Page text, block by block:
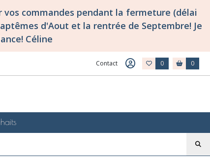
vos commandes pendant la fermeture (délai
d'Aout et la rentrée de Septembre! Je
Céline
Contact 0 0